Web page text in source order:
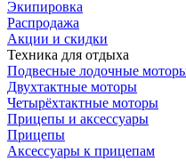
Экипировка
Распродажа
Акции и скидки
Техника для отдыха
Подвесные лодочные
Двухтактные моторы
Четырёхтактные моторы
Прицепы и аксессуары
Прицепы
Аксессуары к прицепам